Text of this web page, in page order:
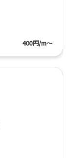
400円/m～